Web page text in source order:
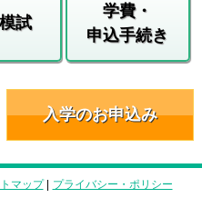
試
学費・
申込手続き
入学のお申込み
マップ| プライバシー・ポリシー